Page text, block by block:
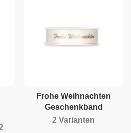
Frohe Weihnachten
Geschenkband
2 Varianten